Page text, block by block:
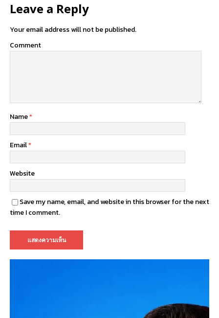
Leave a Reply
Your email address will not be published.
Comment
Name*
Email*
Website
Save my name, email, and website in this browser for the next
time I comment.